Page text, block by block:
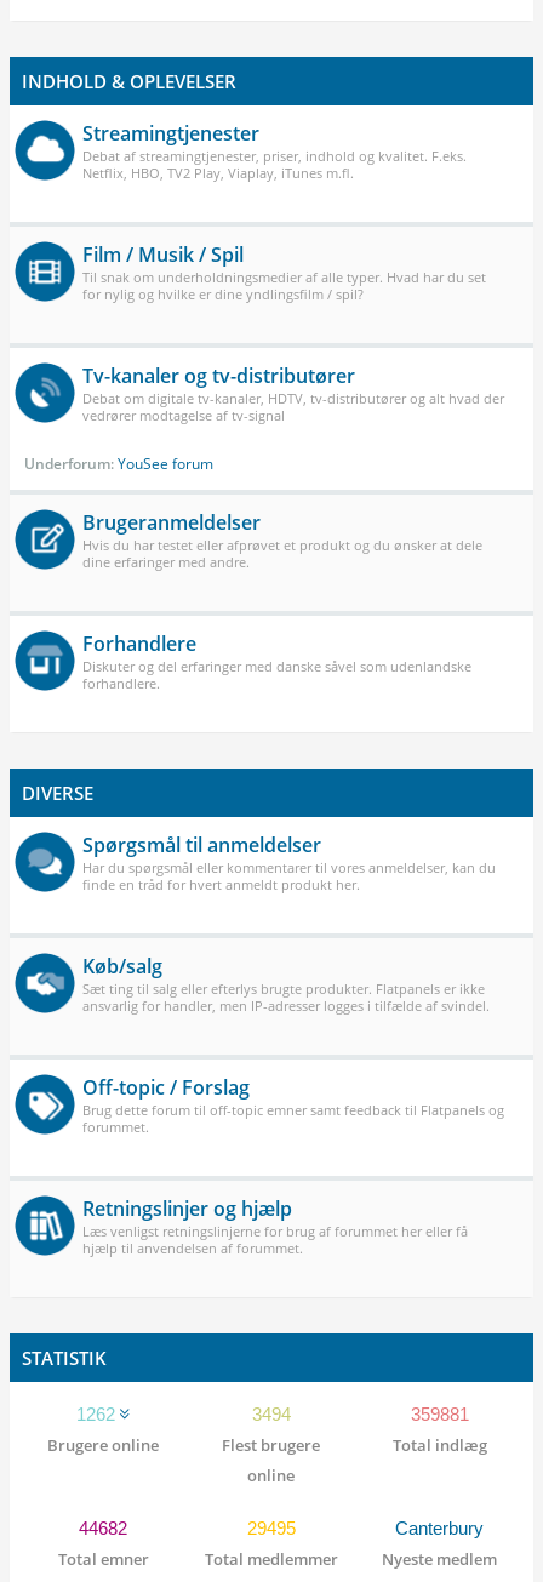
INDHOLD & OPLEVELSER
Streamingtjenester
Debat af streamingtjenester, priser, indhold og kvalitet. F.eks.
Netflix, HBO, TV2 Play, Viaplay, iTunes m.fl.
Film / Musik / Spil
Til snak om underholdningsmedier af alle typer. Hvad har du set
for nylig og hvilke er dine yndlingsfilm / spil?
Tv-kanaler og tv-distributører
Debat om digitale tv-kanaler, HDTV, tv-distributører og alt hvad der
vedrører modtagelse af tv-signal
Underforum:YouSee forum
Brugeranmeldelser
Hvis du har testet eller afprøvet et produkt og du ønsker at dele
dine erfaringer med andre.
Forhandlere
Diskuter og del erfaringer med danske såvel som udenlandske
forhandlere.
DIVERSE
Spørgsmål til anmeldelser
Har du spørgsmål eller kommentarer til vores anmeldelser, kan du
finde en tråd for hvert anmeldt produkt her.
Køb/salg
Sæt ting til salg eller efterlys brugte produkter. Flatpanels er ikke
ansvarlig for handler, men IP-adresser logges i tilfælde af svindel.
Off-topic / Forslag
Brug dette forum til off-topic emner samt feedback til Flatpanels og
forummet.
Retningslinjer og hjælp
Læs venligst retningslinjerne for brug af forummet her eller få
hjælp til anvendelsen af forummet.
STATISTIK
1262
Brugere online
3494
Flest brugere
online
359881
Total indlæg
44682
Total emner
29495
Total medlemmer
Canterbury
Nyeste medlem